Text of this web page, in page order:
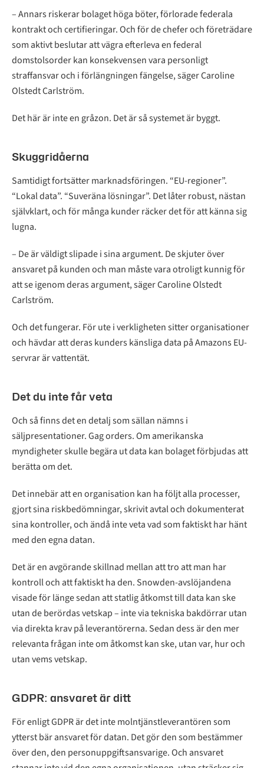
– Annars riskerar bolaget höga böter, förlorade federala
kontrakt och certifieringar. Och för de chefer och företrädare
som aktivt beslutar att vägra efterleva en federal
domstolsorder kan konsekvensen vara personligt
straffansvar och i förlängningen fängelse, säger Caroline
Olstedt Carlström.
Det här är inte en gråzon. Det är så systemet är byggt.
Skuggridåerna
Samtidigt fortsätter marknadsföringen. “EU-regioner”.
“Lokal data”. “Suveräna lösningar”. Det låter robust, nästan
självklart, och för många kunder räcker det för att känna sig
lugna.
– De är väldigt slipade i sina argument. De skjuter över
ansvaret på kunden och man måste vara otroligt kunnig för
att se igenom deras argument, säger Caroline Olstedt
Carlström.
Och det fungerar. För ute i verkligheten sitter organisationer
och hävdar att deras kunders känsliga data på Amazons EU-
servrar är vattentät.
Det du inte får veta
Och så finns det en detalj som sällan nämns i
säljpresentationer. Gag orders. Om amerikanska
myndigheter skulle begära ut data kan bolaget förbjudas att
berätta om det.
Det innebär att en organisation kan ha följt alla processer,
gjort sina riskbedömningar, skrivit avtal och dokumenterat
sina kontroller, och ändå inte veta vad som faktiskt har hänt
med den egna datan.
Det är en avgörande skillnad mellan att tro att man har
kontroll och att faktiskt ha den. Snowden-avslöjandena
visade för länge sedan att statlig åtkomst till data kan ske
utan de berördas vetskap – inte via tekniska bakdörrar utan
via direkta krav på leverantörerna. Sedan dess är den mer
relevanta frågan inte om åtkomst kan ske, utan var, hur och
utan vems vetskap.
GDPR: ansvaret är ditt
För enligt GDPR är det inte molntjänstleverantören som
ytterst bär ansvaret för datan. Det gör den som bestämmer
över den, den personuppgiftsansvarige. Och ansvaret